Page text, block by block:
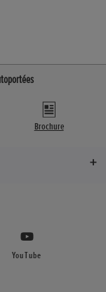
Brochure
YouTube